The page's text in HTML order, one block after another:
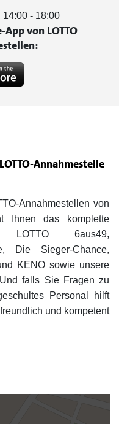
Annahmestelle
Annahmestellen von
Ihnen das komplette
LOTTO 6aus49,
Die Sieger-Chance,
KENO sowie unsere
falls Sie Fragen zu
Personal hilft
und kompetent
14:00 - 18:00
App von LOTTO